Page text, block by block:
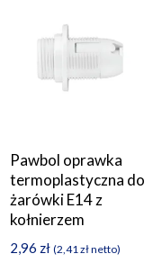
Pawbol oprawka
termoplastyczna do
żarówki E14 z
kołnierzem
2,96 zł (2,41 złnetto)